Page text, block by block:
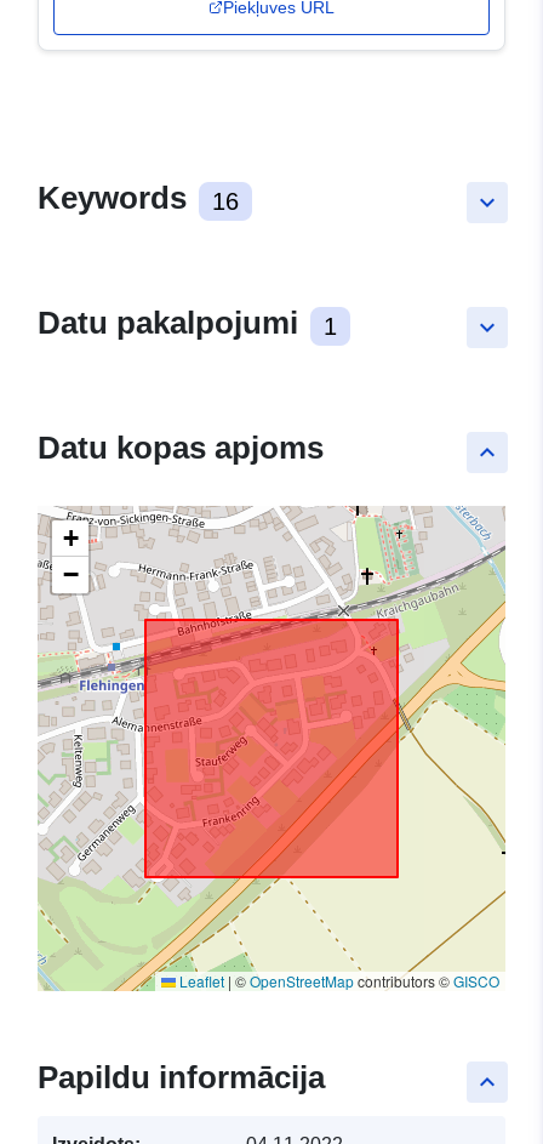
Piekļuves URL
keyboard_arrow_down
Keywords 16
keyboard_arrow_down
Datu pakalpojumi 1
keyboard_arrow_up
Datu kopas apjoms
+
−
Leaflet | ©OpenStreetMapcontributors ©GISCO
keyboard_arrow_up
Papildu informācija